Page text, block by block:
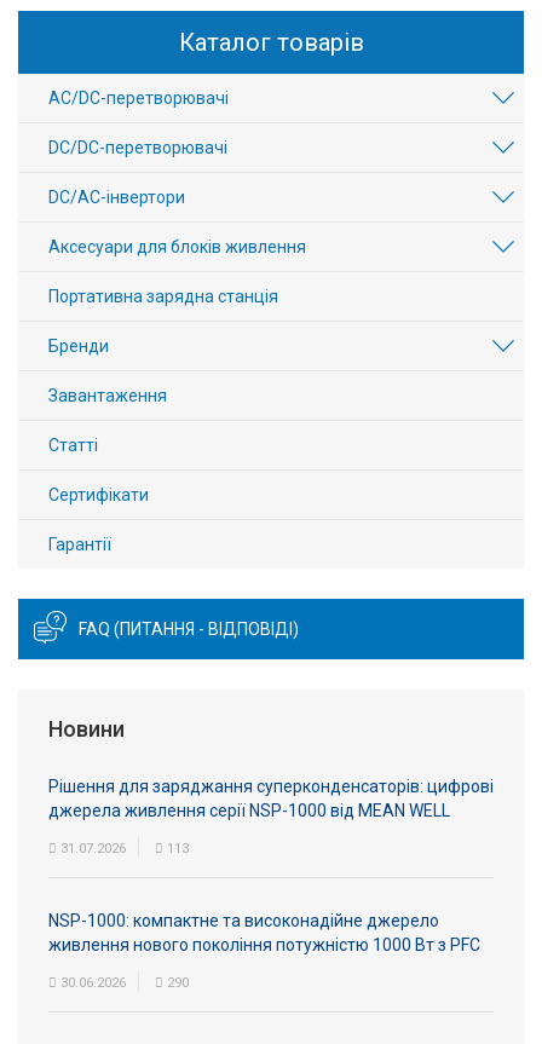
Каталог товарів
AC/DC-перетворювачі
DC/DC-перетворювачі
DC/AC-інвертори
Аксесуари для блоків живлення
Портативна зарядна станція
Бренди
Завантаження
Статті
Сертифікати
Гарантії
FAQ (ПИТАННЯ - ВІДПОВІДІ)
Новини
Рішення для заряджання суперконденсаторів: цифрові
джерела живлення серії NSP-1000 від MEAN WELL
31.07.2026 113
NSP-1000: компактне та високонадійне джерело
живлення нового покоління потужністю 1000 Вт з PFC
30.06.2026 290